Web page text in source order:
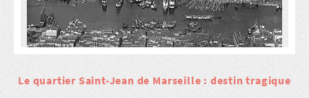
Le quartier Saint-Jean de Marseille : destin tragique